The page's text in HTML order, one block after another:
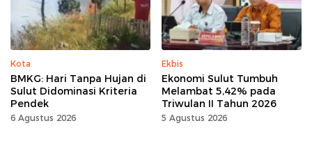
Kota
BMKG: Hari Tanpa Hujan di
Sulut Didominasi Kriteria
Pendek
6 Agustus 2026
Ekbis
Ekonomi Sulut Tumbuh
Melambat 5,42% pada
Triwulan II Tahun 2026
5 Agustus 2026